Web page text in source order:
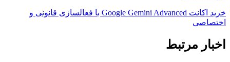
خرید اکانت Google Gemini Advanced با فعالسازی قانونی و
اختصاصی
اخبار مرتبط